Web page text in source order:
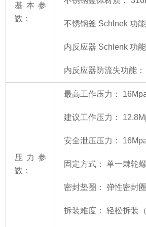
基本参
数：
不锈钢釜 Schlnek 功
内反应器 Schlenk 功
内反应器防流失功能：
压力参
数：
最高工作压力：
建议工作压力：
安全泄压压力：
固定方式： 单一棘轮
密封垫圈： 弹性密封圈
拆装难度： 轻松拆装